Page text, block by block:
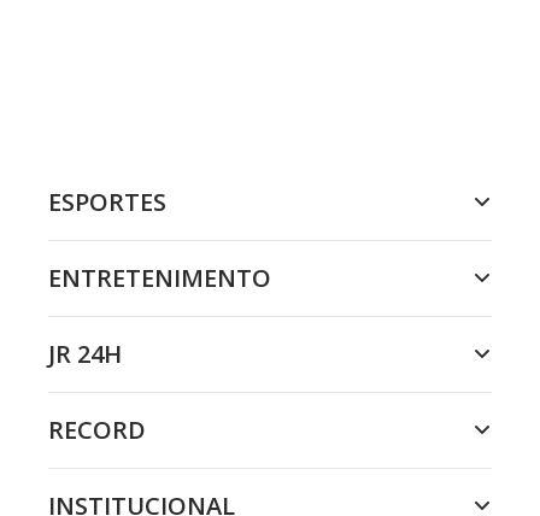
ESPORTES
ENTRETENIMENTO
JR 24H
RECORD
INSTITUCIONAL